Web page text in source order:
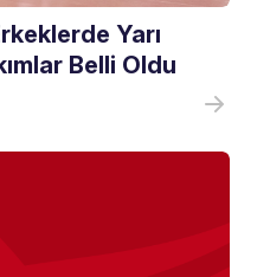
Yarı
Belli Oldu